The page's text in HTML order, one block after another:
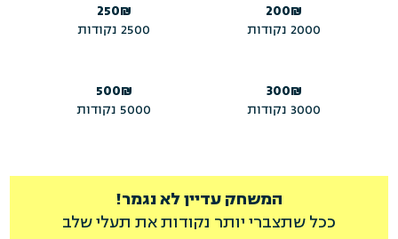
200₪
2000 נקודות
250₪
2500 נקודות
300₪
3000 נקודות
500₪
5000 נקודות
המשחק עדיין לא נגמר!
ככל שתצברי יותר נקודות את תעלי שלב